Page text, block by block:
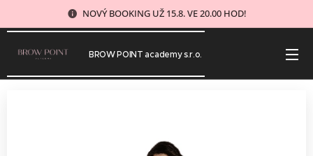
NOVÝ BOOKING UŽ 15.8. VE 20.00 HOD!
BROW POINT academy s.r.o.